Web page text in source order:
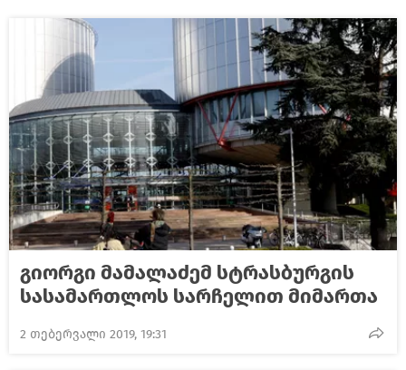
გიორგი მამალაძემ სტრასბურგის
სასამართლოს სარჩელით მიმართა
2 თებერვალი 2019, 19:31